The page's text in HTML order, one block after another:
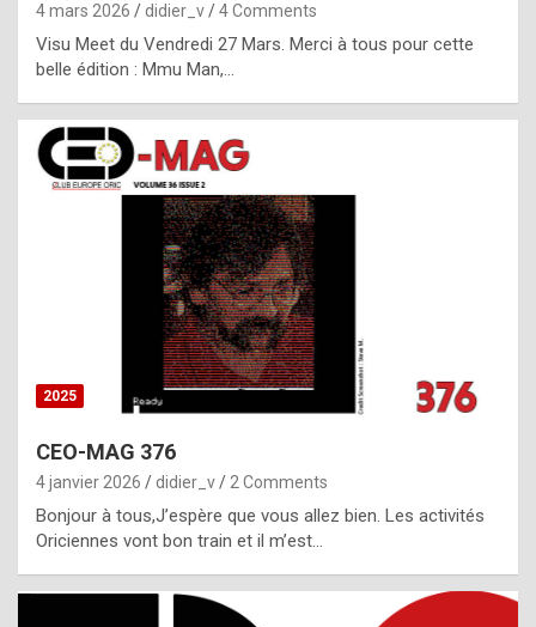
p
l
c
h
i
s
t
o
r
p
e
c
i
4 mars 2026 didier_v 4 Comments
Visu Meet du Vendredi 27 Mars. Merci à tous pour cette
belle édition : Mmu Man,…
2025
CEO-MAG 376
4 janvier 2026 didier_v 2 Comments
Bonjour à tous,J’espère que vous allez bien. Les activités
Oriciennes vont bon train et il m’est…